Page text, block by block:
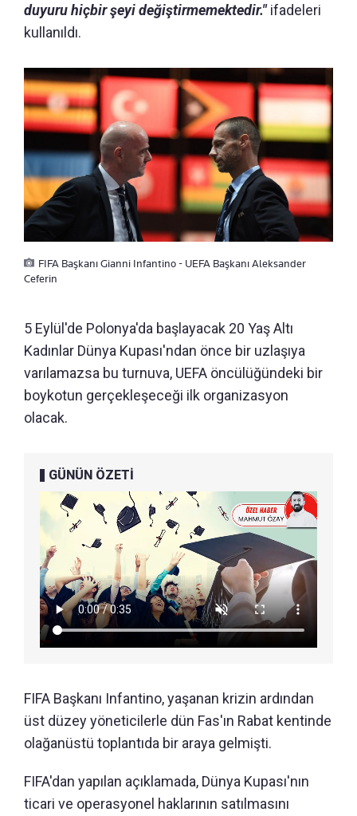
duyuru hiçbir şeyi değiştirmemektedir."ifadeleri
kullanıldı.
FIFA Başkanı Gianni Infantino - UEFA Başkanı Aleksander
Ceferin
5 Eylül'de Polonya'da başlayacak 20 Yaş Altı
Kadınlar Dünya Kupası'ndan önce bir uzlaşıya
varılamazsa bu turnuva, UEFA öncülüğündeki bir
boykotun gerçekleşeceği ilk organizasyon
olacak.
GÜNÜN ÖZETİ
FIFA Başkanı Infantino, yaşanan krizin ardından
üst düzey yöneticilerle dün Fas'ın Rabat kentinde
olağanüstü toplantıda bir araya gelmişti.
FIFA'dan yapılan açıklamada, Dünya Kupası'nın
ticari ve operasyonel haklarının satılmasını